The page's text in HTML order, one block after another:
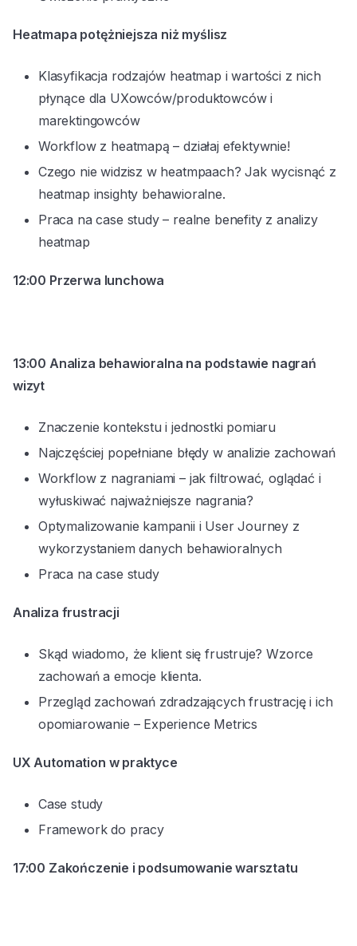
Heatmapa potężniejsza niż myślisz
Klasyfikacja rodzajów heatmap i wartości z nich
płynące dla UXowców/produktowców i
marektingowców
Workflow z heatmapą – działaj efektywnie!
Czego nie widzisz w heatmpaach? Jak wycisnąć z
heatmap insighty behawioralne.
Praca na case study – realne benefity z analizy
heatmap
12:00 Przerwa lunchowa
13:00 Analiza behawioralna na podstawie nagrań
wizyt
Znaczenie kontekstu i jednostki pomiaru
Najczęściej popełniane błędy w analizie zachowań
Workflow z nagraniami – jak filtrować, oglądać i
wyłuskiwać najważniejsze nagrania?
Optymalizowanie kampanii i User Journey z
wykorzystaniem danych behawioralnych
Praca na case study
Analiza frustracji
Skąd wiadomo, że klient się frustruje? Wzorce
zachowań a emocje klienta.
Przegląd zachowań zdradzających frustrację i ich
opomiarowanie – Experience Metrics
UX Automation w praktyce
Case study
Framework do pracy
17:00 Zakończenie i podsumowanie warsztatu